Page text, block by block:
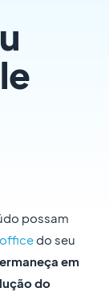
possam
do seu
em
do